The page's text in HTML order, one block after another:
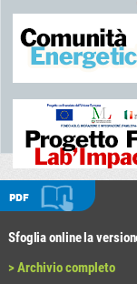
PDF
Sfoglia online la
> Archivio completo